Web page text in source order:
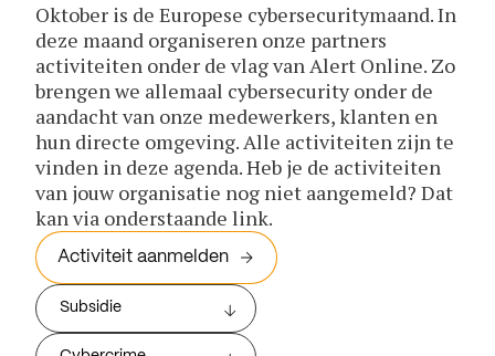
Oktober is de Europese cybersecuritymaand. In
deze maand organiseren onze partners
activiteiten onder de vlag van Alert Online. Zo
brengen we allemaal cybersecurity onder de
aandacht van onze medewerkers, klanten en
hun directe omgeving. Alle activiteiten zijn te
vinden in deze agenda. Heb je de activiteiten
van jouw organisatie nog niet aangemeld? Dat
kan via onderstaande link.
Activiteit aanmelden
Subsidie